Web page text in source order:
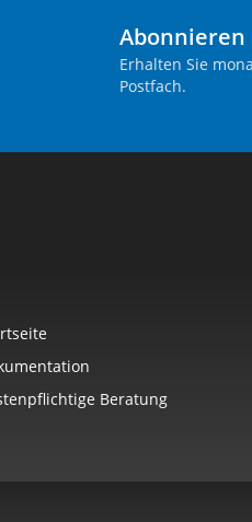
Abonnieren
Erhalten Sie
Postfach.
Beratung